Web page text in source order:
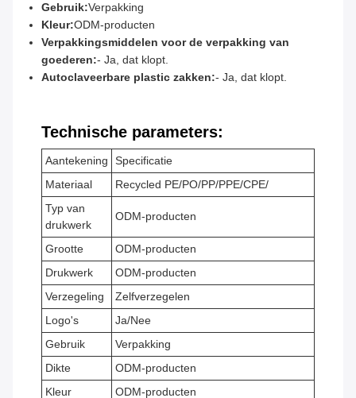
Gebruik:Verpakking
Kleur:ODM-producten
Verpakkingsmiddelen voor de verpakking van
goederen:- Ja, dat klopt.
Autoclaveerbare plastic zakken:- Ja, dat klopt.
Technische parameters:
Aantekening
Specificatie
Materiaal
Recycled PE/PO/PP/PPE/CPE/
Typ van
drukwerk
ODM-producten
Grootte
ODM-producten
Drukwerk
ODM-producten
Verzegeling
Zelfverzegelen
Logo's
Ja/Nee
Gebruik
Verpakking
Dikte
ODM-producten
Kleur
ODM-producten